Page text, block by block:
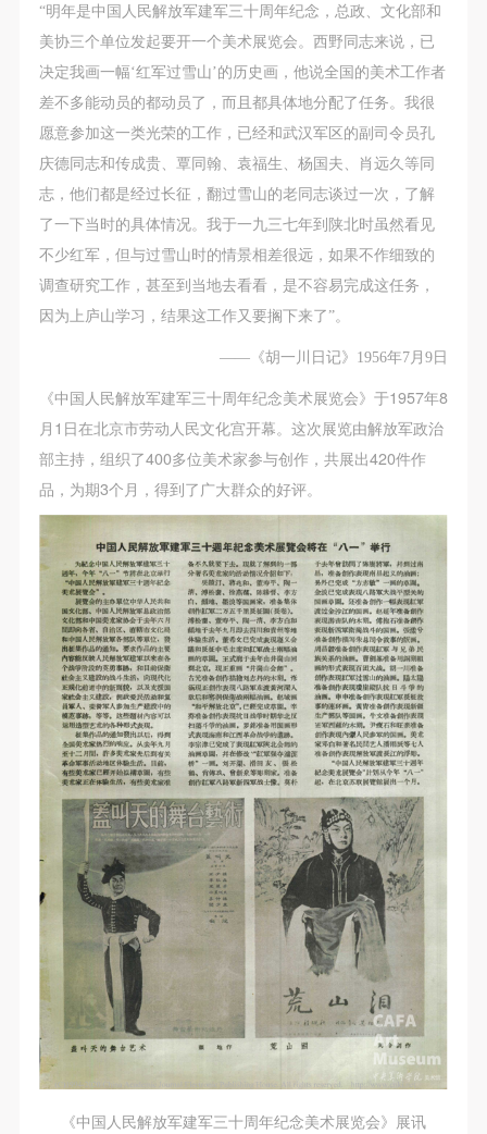
“明年是中国人民解放军建军三十周年纪念，总政、文化部和
美协三个单位发起要开一个美术展览会。西野同志来说，已
决定我画一幅‘红军过雪山’的历史画，他说全国的美术工作者
差不多能动员的都动员了，而且都具体地分配了任务。我很
愿意参加这一类光荣的工作，已经和武汉军区的副司令员孔
庆德同志和传成贵、覃同翰、袁福生、杨国夫、肖远久等同
志，他们都是经过长征，翻过雪山的老同志谈过一次，了解
了一下当时的具体情况。我于一九三七年到陕北时虽然看见
不少红军，但与过雪山时的情景相差很远，如果不作细致的
调查研究工作，甚至到当地去看看，是不容易完成这任务，
因为上庐山学习，结果这工作又要搁下来了”。
——《胡一川日记》1956年7月9日
《中国人民解放军建军三十周年纪念美术展览会》于1957年8
月1日在北京市劳动人民文化宫开幕。这次展览由解放军政治
部主持，组织了400多位美术家参与创作，共展出420件作
品，为期3个月，得到了广大群众的好评。
《中国人民解放军建军三十周年纪念美术展览会》展讯
及到的绘画工具、创作材料及配套设备、设施，若参
与者因个人原因在使用相应绘画工具、创作材料及配
套设备、设施造成个人受伤、伤害他人及造成相应工
具、材料、设备或设施的故障或损坏。参与活动者应
当承当相应的全部责任，并主动赔偿相应的经济损
失。活动中任何非事故当事人及美术馆将不承担人身
事故的任何责任。
中央美术学院美术馆肖像权许可使用协议
根据《中华人民共和国广告法》、《中华人民共和国
民法通则》以及 最高人民法院关于贯彻执行 《中华
人民共和国民法通则》若干问题的意见（试行）>的
有关规定，为明确肖像许可方（甲方）和使用方（乙
方）的权利义务关系，经双方友好协商，甲乙双方就
带有甲方肖像的作品的使用达成如下一致协议：
一、 一般约定
（1）、甲方为本协议中的肖像权人，自愿将自己的
肖像权许可乙方作符合本协议约定和法律规定的用
途。
（2）、乙方中央美术学院美术馆是一所具有标志
性、专业性、国际化的现代公共美术馆。中央美术学
院美术馆与时代同行，努力塑造一个开放、自由、学
术的空间氛围，竭诚与各单位、企业、机构、艺术家
和观众进行良好互动。以学院的学术研究为基础，积
极策划国际、国内多视角、多领域的展览、论坛及公
共教育活动，为美院师生、中外艺术家以及社会公众
提供一个交流、学习、展示的平台。作为一家公益性
单位，其开展的公共教育活动以学术性和公益性为
主。
（3）、乙方为甲方拍摄中央美术学院公共教育部所
有公教活动。
二、拍摄内容、使用形式、使用地域范围
（1）、拍摄内容 乙方拍摄的带有甲方肖像的作品内
容包括：①中央美术学院美术馆②中央美术学院校园
内○3由中央美术学院公共教育部策划或执行的一切活
动。
（2）、使用形式 用于中央美术学院图书出版、销售
附带光盘及宣传资料。
及到的绘画工具、创作材料及配套设备、设施，若参
与者因个人原因在使用相应绘画工具、创作材料及配
套设备、设施造成个人受伤、伤害他人及造成相应工
具、材料、设备或设施的故障或损坏。参与活动者应
当承当相应的全部责任，并主动赔偿相应的经济损
失。活动中任何非事故当事人及美术馆将不承担人身
事故的任何责任。
中央美术学院美术馆肖像权许可使用协议
根据《中华人民共和国广告法》、《中华人民共和国
民法通则》以及 最高人民法院关于贯彻执行 《中华
人民共和国民法通则》若干问题的意见（试行）>的
有关规定，为明确肖像许可方（甲方）和使用方（乙
方）的权利义务关系，经双方友好协商，甲乙双方就
带有甲方肖像的作品的使用达成如下一致协议：
一、 一般约定
（1）、甲方为本协议中的肖像权人，自愿将自己的
肖像权许可乙方作符合本协议约定和法律规定的用
途。
（2）、乙方中央美术学院美术馆是一所具有标志
性、专业性、国际化的现代公共美术馆。中央美术学
院美术馆与时代同行，努力塑造一个开放、自由、学
术的空间氛围，竭诚与各单位、企业、机构、艺术家
和观众进行良好互动。以学院的学术研究为基础，积
极策划国际、国内多视角、多领域的展览、论坛及公
共教育活动，为美院师生、中外艺术家以及社会公众
提供一个交流、学习、展示的平台。作为一家公益性
单位，其开展的公共教育活动以学术性和公益性为
主。
（3）、乙方为甲方拍摄中央美术学院公共教育部所
有公教活动。
二、拍摄内容、使用形式、使用地域范围
（1）、拍摄内容 乙方拍摄的带有甲方肖像的作品内
容包括：①中央美术学院美术馆②中央美术学院校园
内○3由中央美术学院公共教育部策划或执行的一切活
动。
（2）、使用形式 用于中央美术学院图书出版、销售
附带光盘及宣传资料。
及到的绘画工具、创作材料及配套设备、设施，若参
与者因个人原因在使用相应绘画工具、创作材料及配
套设备、设施造成个人受伤、伤害他人及造成相应工
具、材料、设备或设施的故障或损坏。参与活动者应
当承当相应的全部责任，并主动赔偿相应的经济损
失。活动中任何非事故当事人及美术馆将不承担人身
事故的任何责任。
中央美术学院美术馆肖像权许可使用协议
根据《中华人民共和国广告法》、《中华人民共和国
民法通则》以及 最高人民法院关于贯彻执行 《中华
人民共和国民法通则》若干问题的意见（试行）>的
有关规定，为明确肖像许可方（甲方）和使用方（乙
方）的权利义务关系，经双方友好协商，甲乙双方就
带有甲方肖像的作品的使用达成如下一致协议：
一、 一般约定
（1）、甲方为本协议中的肖像权人，自愿将自己的
肖像权许可乙方作符合本协议约定和法律规定的用
途。
（2）、乙方中央美术学院美术馆是一所具有标志
性、专业性、国际化的现代公共美术馆。中央美术学
院美术馆与时代同行，努力塑造一个开放、自由、学
术的空间氛围，竭诚与各单位、企业、机构、艺术家
和观众进行良好互动。以学院的学术研究为基础，积
极策划国际、国内多视角、多领域的展览、论坛及公
共教育活动，为美院师生、中外艺术家以及社会公众
提供一个交流、学习、展示的平台。作为一家公益性
单位，其开展的公共教育活动以学术性和公益性为
主。
（3）、乙方为甲方拍摄中央美术学院公共教育部所
有公教活动。
二、拍摄内容、使用形式、使用地域范围
（1）、拍摄内容 乙方拍摄的带有甲方肖像的作品内
容包括：①中央美术学院美术馆②中央美术学院校园
内○3由中央美术学院公共教育部策划或执行的一切活
动。
（2）、使用形式 用于中央美术学院图书出版、销售
附带光盘及宣传资料。